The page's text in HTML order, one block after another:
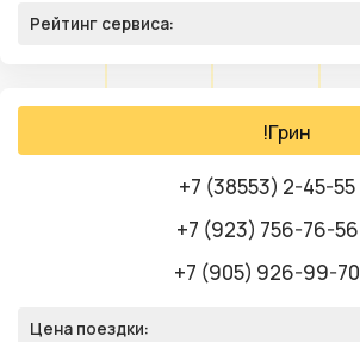
Рейтинг сервиса:
!Грин
+7 (38553) 2-45-55
+7 (923) 756-76-56
+7 (905) 926-99-70
Цена поездки: